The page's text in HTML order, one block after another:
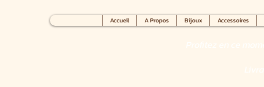
Accueil A Propos Bijoux Accessoires